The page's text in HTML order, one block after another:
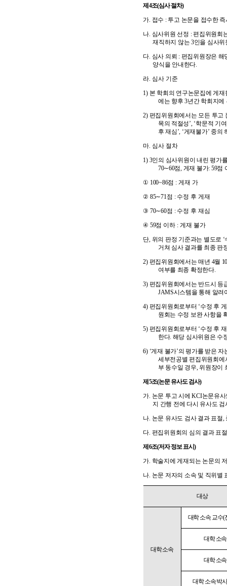
제 4조(심사 절차)
가. 접수 : 투고 논문을 접수한
나. 심사위원 선정 :편집위원회
재직하지 않는3인을 심사위
다. 심사 의뢰 : 편집위원장은 해
양식을 안내한다.
라. 심사 기준
1) 본 학회의 연구논문집에 게
에는 향후3년간 학회지에
2) 편집위원회에서는 모든 투고
목의 적절성’, ‘학문적 기
후 재심 ’, ‘게재불가’ 중의
마. 심사 절차
1) 3인의 심사위원이 내린 평가
70∼60점, 게재 불가: 59점
① 100~86점 : 게재 가
② 85∼71점 : 수정 후 게재
③ 70∼60점 : 수정 후 재심
④ 59점 이하 : 게재 불가
단, 위의 판정 기준과는 별도로 ‘
거쳐 심사 결과를 최종 판
2) 편집위원회에서는 매년 4월
여부를 최종 확정한다.
3) 편집위원회에서는 반드시 등
JAMS시스템을 통해 알려
4) 편집위원회로부터 ‘수정 후
원회는 수정 보완 사항을
5) 편집위원회로부터 ‘수정 후
한다. 해당 심사위원은 수
6) ‘게재 불가’의 평가를 받은
세부전공별 편집위원회
부 동수일 경우,위원장이
제 5조(논문 유사도 검사)
가. 논문 투고 시에KCI논문유
지 간행 전에 다시 유사도
나. 논문 유사도 검사 결과 표절,
다. 편집위원회의 심의 결과 표
제 6조(저자 정보 표시)
가. 학술지에 게재되는 논문의
나. 논문 저자의 소속 및 직위별
대상
대학 소속
대학 소속 교수(
대학 소
대학 소
대학 소속 박